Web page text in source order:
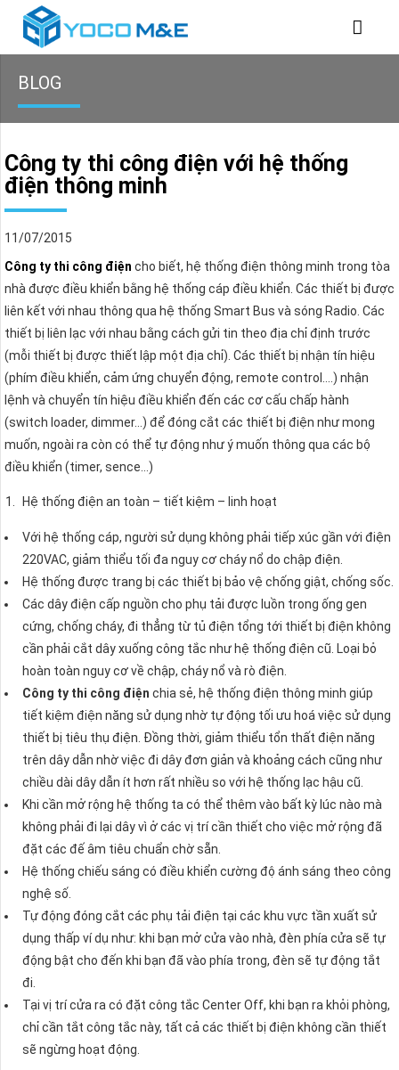
BLOG
Công ty thi công điện với hệ thống
điện thông minh
11/07/2015
Công ty thi công điện cho biết, hệ thống điện thông minh trong tòa
nhà được điều khiển bằng hệ thống cáp điều khiển. Các thiết bị được
liên kết với nhau thông qua hệ thống Smart Bus và sóng Radio. Các
thiết bị liên lạc với nhau bằng cách gửi tin theo địa chỉ định trước
(mỗi thiết bị được thiết lập một địa chỉ). Các thiết bị nhận tín hiệu
(phím điều khiển, cảm ứng chuyển động, remote control….) nhận
lệnh và chuyển tín hiệu điều khiển đến các cơ cấu chấp hành
(switch loader, dimmer…) để đóng cắt các thiết bị điện như mong
muốn, ngoài ra còn có thể tự động như ý muốn thông qua các bộ
điều khiển (timer, sence…)
Hệ thống điện an toàn – tiết kiệm – linh hoạt
Với hệ thống cáp, người sử dụng không phải tiếp xúc gần với điện
220VAC, giảm thiểu tối đa nguy cơ cháy nổ do chập điện.
Hệ thống được trang bị các thiết bị bảo vệ chống giật, chống sốc.
Các dây điện cấp nguồn cho phụ tải được luồn trong ống gen
cứng, chống cháy, đi thẳng từ tủ điện tổng tới thiết bị điện không
cần phải cắt dây xuống công tắc như hệ thống điện cũ. Loại bỏ
hoàn toàn nguy cơ về chập, cháy nổ và rò điện.
Công ty thi công điện chia sẻ, hệ thống điện thông minh giúp
tiết kiệm điện năng sử dụng nhờ tự động tối ưu hoá việc sử dụng
thiết bị tiêu thụ điện. Đồng thời, giảm thiểu tổn thất điện năng
trên dây dẫn nhờ việc đi dây đơn giản và khoảng cách cũng như
chiều dài dây dẫn ít hơn rất nhiều so với hệ thống lạc hậu cũ.
Khi cần mở rộng hệ thống ta có thể thêm vào bất kỳ lúc nào mà
không phải đi lại dây vì ở các vị trí cần thiết cho việc mở rộng đã
đặt các đế âm tiêu chuẩn chờ sẵn.
Hệ thống chiếu sáng có điều khiển cường độ ánh sáng theo công
nghệ số.
Tự động đóng cắt các phụ tải điện tại các khu vực tần xuất sử
dụng thấp ví dụ như: khi bạn mở cửa vào nhà, đèn phía cửa sẽ tự
động bật cho đến khi bạn đã vào phía trong, đèn sẽ tự động tắt
đi.
Tại vị trí cửa ra có đặt công tắc Center Off, khi bạn ra khỏi phòng,
chỉ cần tắt công tắc này, tất cả các thiết bị điện không cần thiết
sẽ ngừng hoạt động.